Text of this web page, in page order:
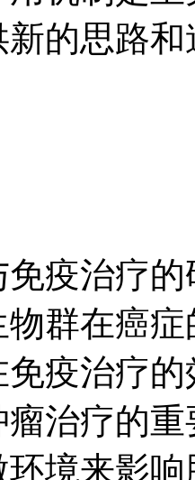
的思路和
疫治疗
群在癌
免疫治疗
治疗的
境来影